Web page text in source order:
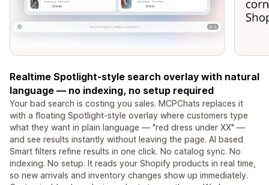
Realtime Spotlight-style search overlay with natural
language — no indexing, no setup required
Your bad search is costing you sales. MCPChats replaces it
with a floating Spotlight-style overlay where customers type
what they want in plain language — "red dress under XX" —
and see results instantly without leaving the page. AI based
Smart filters refine results in one click. No catalog sync. No
indexing. No setup. It reads your Shopify products in real time,
so new arrivals and inventory changes show up immediately.